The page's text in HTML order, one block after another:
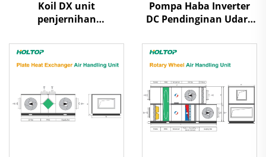
Koil DX unit
penjernihan
Pompa Haba Inverter
DC Pendinginan Udara